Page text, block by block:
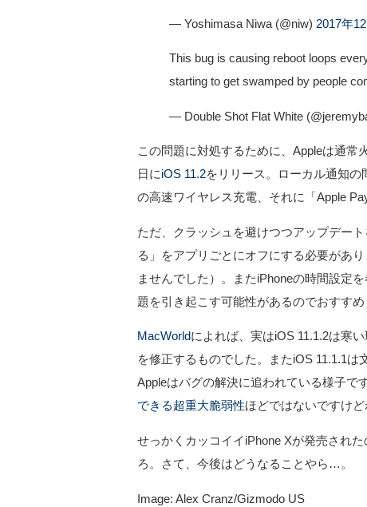
— Yoshimasa Niwa (@niw) 2017年
This bug is causing reboot loops
starting to get swamped by people
— Double Shot Flat White
この問題に対処するために、Appleは通常
日にiOS 11.2をリリース。ローカル通知の
の高速ワイヤレス充電、それに「Apple
ただ、クラッシュを避けつつアップデー
る」をアプリごとにオフにする必要があ
ませんでした）。またiPhoneの時間設定
題を引き起こす可能性があるのでおすすめ
MacWorldによれば、実はiOS 11.1.2は寒
を修正するものでした。またiOS 11.1.1
Appleはバグの解決に追われている様子で
できる超重大脆弱性ほどではないですけど
せっかくカッコイイiPhone Xが発売され
ろ。さて、今後はどうなることやら…。
Image: Alex Cranz/Gizmodo US